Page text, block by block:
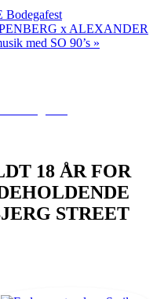
Bodegafest
x ALEXANDER
med SO 90’s »
18 ÅR FOR
STREET